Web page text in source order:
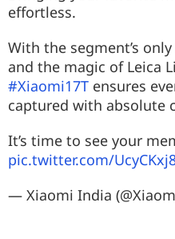
effortless.
With the segment’s
and the magic of Leica
#Xiaomi17T ensures
captured with absolute
It’s time to see your
pic.twitter.com/
— Xiaomi India